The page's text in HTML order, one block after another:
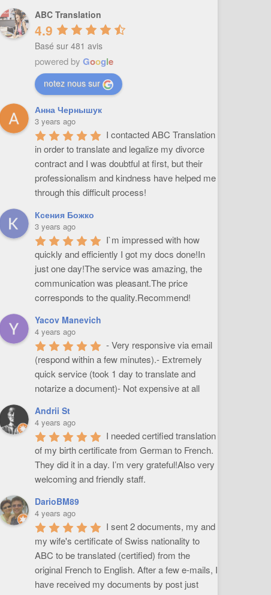
ABC Translation
4.9
Basé sur 481 avis
powered by Google
notez nous sur
Анна Чернышук
3 years ago
I contacted ABC Translation
in order to translate and legalize my divorce
contract and I was doubtful at first, but their
professionalism and kindness have helped me
through this difficult process!
Ксения Божко
3 years ago
I`m impressed with how
quickly and efficiently I got my docs done!In
just one day!The service was amazing, the
communication was pleasant.The price
corresponds to the quality.Recommend!
Yacov Manevich
4 years ago
- Very responsive via email
(respond within a few minutes).- Extremely
quick service (took 1 day to translate and
notarize a document)- Not expensive at all
Andrii St
4 years ago
I needed certified translation
of my birth certificate from German to French.
They did it in a day. I’m very grateful!Also very
welcoming and friendly staff.
DarioBM89
4 years ago
I sent 2 documents, my and
my wife's certificate of Swiss nationality to
ABC to be translated (certified) from the
original French to English. After a few e-mails, I
have received my documents by post just